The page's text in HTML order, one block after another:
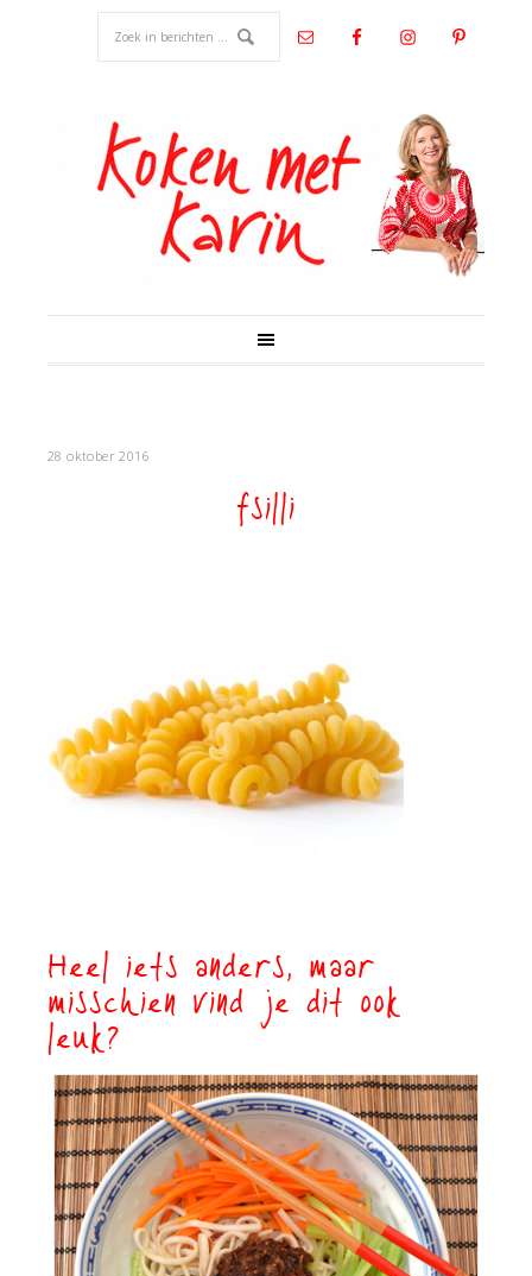
28 oktober 2016
fsilli
Heel iets anders, maar
misschien vind je dit ook
leuk?